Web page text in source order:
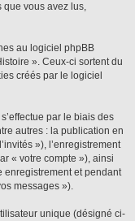
que vous avez lus,
au logiciel phpBB
». Ceux-ci sortent du
créés par le logiciel
par le biais des
autres : la publication en
»), l’enregistrement
« votre compte »), ainsi
enregistrement et pendant
messages »).
unique (désigné ci-